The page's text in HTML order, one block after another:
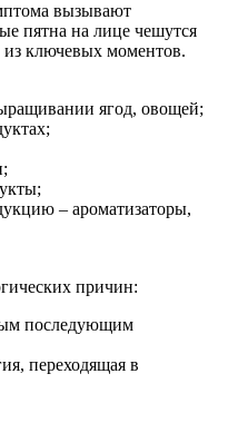
вызывают
пятна на лице чешутся
ключевых моментов.
ягод, овощей;
– ароматизаторы,
причин:
последующим
переходящая в